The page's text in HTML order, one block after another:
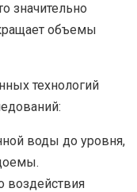
значительно
объемы
технологий
воды до уровня,
воздействия